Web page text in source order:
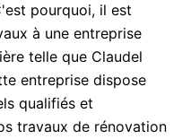
pourquoi, il est
à une entreprise
telle que Claudel
entreprise dispose
qualifiés et
travaux de rénovation